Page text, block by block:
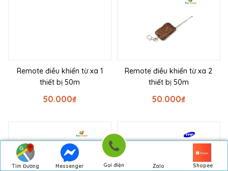
Tìm Đường
Messenger Gọi điện Zalo Shopee
Remote điều khiển từ xa 1
thiết bị 50m
₫
50.000
Remote điều khiển từ xa 2
thiết bị 50m
₫
50.000